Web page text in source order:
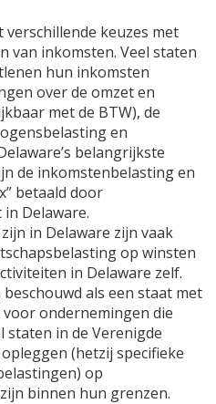
verschillende keuzes met
van inkomsten. Veel staten
hun inkomsten
over de omzet en
met de BTW), de
en
belangrijkste
de inkomstenbelasting en
betaald door
Delaware.
in Delaware zijn vaak
op winsten
in Delaware zelf.
als een staat met
ondernemingen die
staten in de Verenigde
(hetzij specifieke
op
binnen hun grenzen.